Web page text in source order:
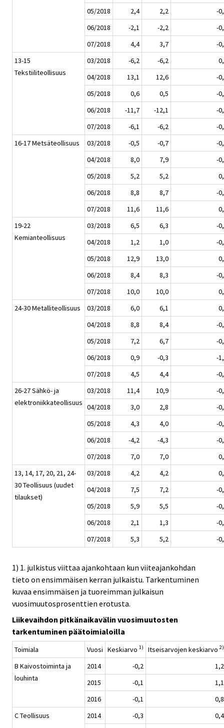
05/2018
2,4 2,2
-
06/2018
-2,1 -2,2
-
07/2018
4,4 3,7
-
13-15
Tekstiiliteollisuus
03/2018 -6,2 -6,2
04/2018
13,1 12,6
-
05/2018
0,6 0,5
-
06/2018
-11,7 -12,1
-
07/2018
-6,1 -6,2
-
16-17 Metsäteollisuus
03/2018 -0,5 -0,7
-
04/2018
8,0 7,9
-
05/2018
5,2 5,2
06/2018
8,8 8,7
-
07/2018
11,6 11,6
19-22
Kemianteollisuus
03/2018 6,5 6,3
-
04/2018
1,2 1,0
-
05/2018
12,9 13,0
06/2018
8,4 8,3
-
07/2018
10,0 10,0
24-30 Metalliteollisuus
03/2018 6,0 6,1
04/2018
8,8 8,4
-
05/2018
7,2 6,7
-
06/2018
0,9 -0,3
-
07/2018
4,5 4,4
-
26-27 Sähkö- ja
elektroniikkateollisuus
03/2018 11,4 10,9
-
04/2018
3,0 2,8
-
05/2018
4,3 4,0
-
06/2018
-4,2 -4,3
-
07/2018
7,0 7,0
13, 14, 17, 20, 21, 24-
30 Teollisuus (uudet
tilaukset)
03/2018 4,2 4,2
04/2018
7,5 7,2
-
05/2018
5,9 5,5
-
06/2018
2,1 1,3
-
07/2018
5,3 5,2 -
1) 1. julkistus viittaa ajankohtaan kun viiteajankohdan
tieto on ensimmäisen kerran julkaistu. Tarkentuminen
kuvaa ensimmäisen ja tuoreimman julkaisun
vuosimuutosprosenttien erotusta.
Liikevaihdon pitkänaikavälin vuosimuutosten
tarkentuminen päätoimialoilla
Toimiala Vuosi Keskiarvo 1) Itseisarvojen keskiarvo 2)
B Kaivostoiminta ja
louhinta
2014 -0,2
1,2
2015
-0,1
1,1
2016
-0,1
0,8
C Teollisuus
2014 -0,3
0,4